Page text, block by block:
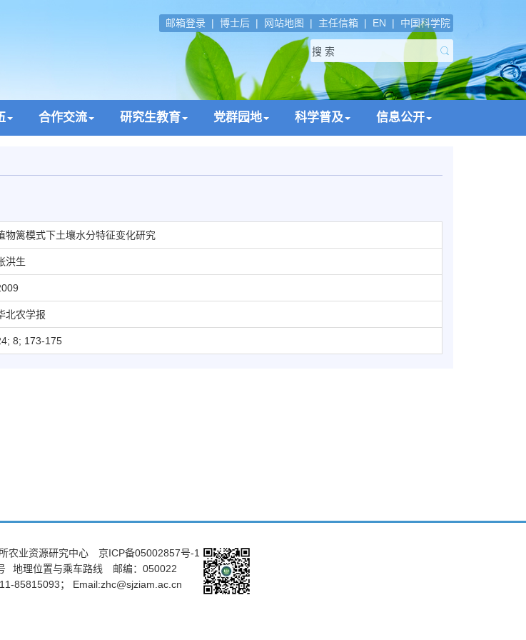
邮箱登录 | 博士后 | 网站地图 | 主任信箱 | EN | 中国科学院
合作交流 研究生教育 党群园地 科学普及 信息公开
物篱模式下土壤水分特征变化研究
洪生
北农学报
8; 173-175
农业资源研究中心
京ICP备05002857号-1
地理位置与乘车路线
邮编：050022
85815093； Email:zhc@sjziam.ac.cn